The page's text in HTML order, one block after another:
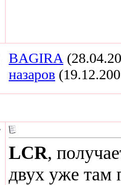
BAGIRA
назаров
LCR,
двух уже там